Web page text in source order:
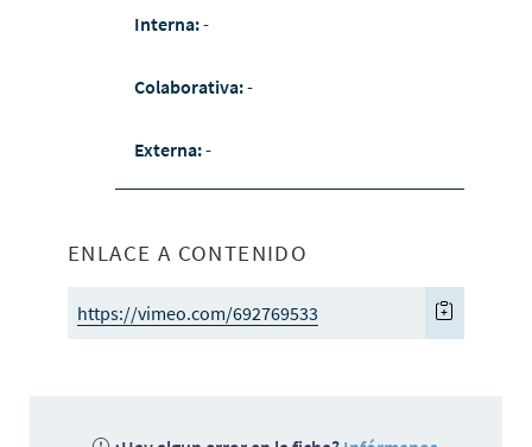
Interna:-
Colaborativa:-
Externa:-
ENLACE A CONTENIDO
https://vimeo.com/692769533